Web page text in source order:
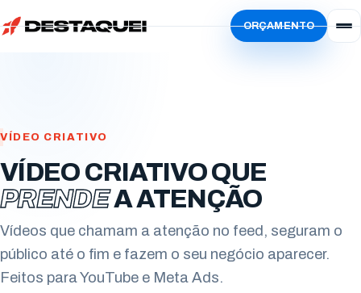
Início
Vídeo de Produto
Vídeo de Animação
Vídeo Criativo
Vídeo de Treinamento
Vídeo com IA
Localidades
Paraná
Curitiba
Londrina
Estados Unidos
San Francisco
Blog
Freelancer
ORÇAMENTO
VÍDEO CRIATIVO
VÍDEO CRIATIVO QUE
PRENDEA ATENÇÃO
Vídeos que chamam a atenção no feed, seguram o
público até o fim e fazem o seu negócio aparecer.
Feitos para YouTube e Meta Ads.